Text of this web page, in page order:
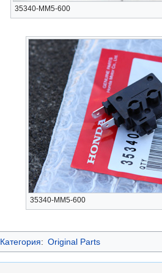
35340-MM5-600
35340-MM5-600
Категория: Original Parts